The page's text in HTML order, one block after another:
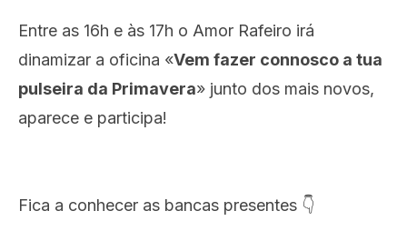
Entre as 16h e às 17h o Amor Rafeiro irá
dinamizar a oficina «Vem fazer connosco a tua
pulseira da Primavera» junto dos mais novos,
aparece e participa!
Fica a conhecer as bancas presentes 👇